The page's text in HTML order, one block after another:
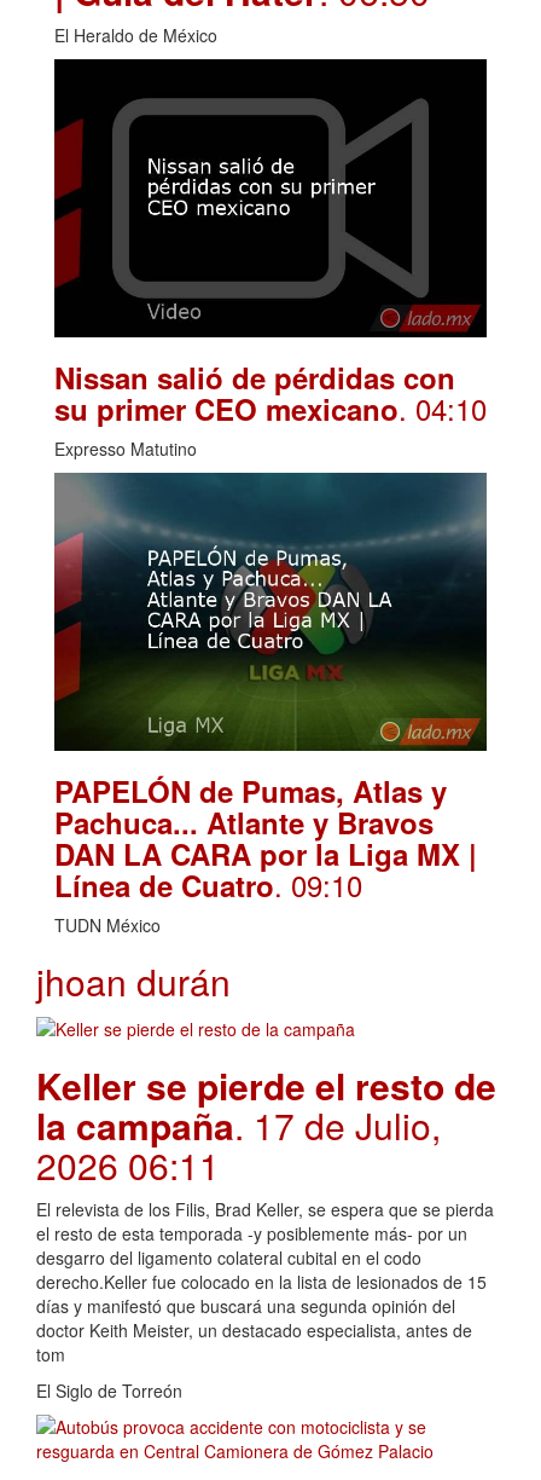
El Heraldo de México
Nissan salió de pérdidas con
su primer CEO mexicano. 04:10
Expresso Matutino
PAPELÓN de Pumas, Atlas y
Pachuca... Atlante y Bravos
DAN LA CARA por la Liga MX |
Línea de Cuatro. 09:10
TUDN México
jhoan durán
Keller se pierde el resto de
la campaña. 17 de Julio,
2026 06:11
El relevista de los Filis, Brad Keller, se espera que se pierda
el resto de esta temporada -y posiblemente más- por un
desgarro del ligamento colateral cubital en el codo
derecho.Keller fue colocado en la lista de lesionados de 15
días y manifestó que buscará una segunda opinión del
doctor Keith Meister, un destacado especialista, antes de
tom
El Siglo de Torreón